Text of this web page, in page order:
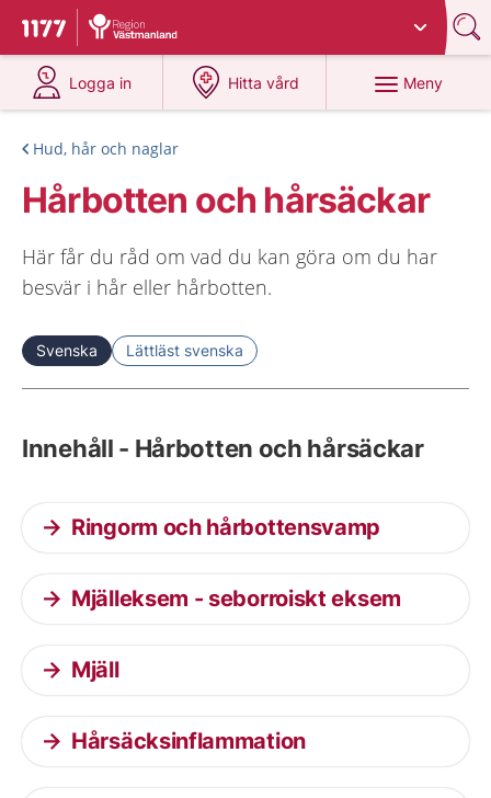
Till startsidan för 1177
Du har valt region
Logga in
på 1177.se
Hitta vård
på 1177.se
Meny
Hud, hår och naglar
Hårbotten och hårsäckar
Här får du råd om vad du kan göra om du har
besvär i hår eller hårbotten.
Svenska Lättläst svenska
Innehåll - Hårbotten och hårsäckar
Ringorm och hårbottensvamp
Mjälleksem - seborroiskt eksem
Mjäll
Hårsäcksinflammation